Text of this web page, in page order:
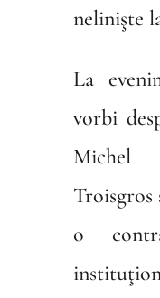
nelinişte
La
vorbi
o